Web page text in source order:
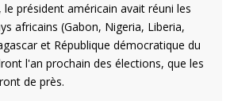
président américain avait réuni les
africains (Gabon, Nigeria, Liberia,
et République démocratique du
l'an prochain des élections, que les
de près.